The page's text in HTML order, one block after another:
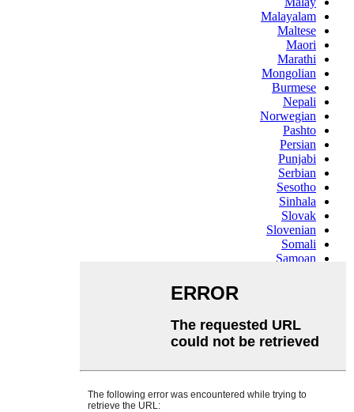
Malayalam
Maltese
Maori
Marathi
Mongolian
Burmese
Nepali
Norwegian
Pashto
Persian
Punjabi
Serbian
Sesotho
Sinhala
Slovak
Slovenian
Somali
Samoan
Swahili
Tajik
Telugu
Ukrainian